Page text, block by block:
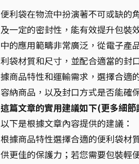
便利袋在物流中扮演著不可或缺的
及一定的密封性，能有效提升包裝
中的應用範疇非常廣泛，從電子產
利袋材質和尺寸，並配合適當的封
據商品特性和運輸需求，選擇合適
容納商品，以及封口方式是否能確
這篇文章的實用建議如下(更多細
以下是根據文章內容提供的建議：
根據商品特性選擇合適的便利袋材
供更佳的保護力；若您需要包裝輕